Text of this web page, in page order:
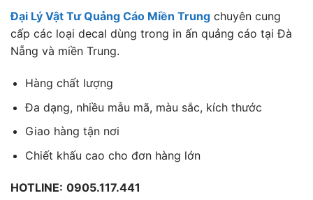
Đại Lý Vật Tư Quảng Cáo Miền Trung chuyên cung
cấp các loại decal dùng trong in ấn quảng cáo tại Đà
Nẵng và miền Trung.
Hàng chất lượng
Đa dạng, nhiều mẫu mã, màu sắc, kích thước
Giao hàng tận nơi
Chiết khấu cao cho đơn hàng lớn
HOTLINE: 0905.117.441